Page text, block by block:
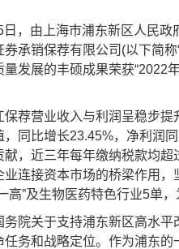
由上海市浦东新区人民政
承销保荐有限公司(以下简
发展的丰硕成果荣获“2022
营业收入与利润呈稳步提
，同比增长23.45%，净利润
，近三年每年缴纳税款均
业连接资本市场的桥梁作用
高”及生物医药特色行业5单
关于支持浦东新区高水平
务和战略定位。作为浦东的